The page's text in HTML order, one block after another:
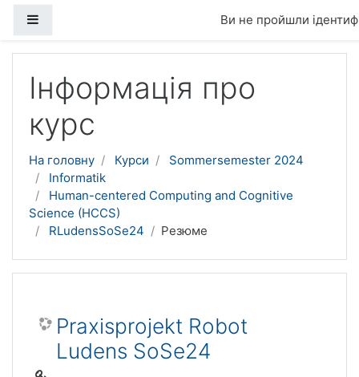
Ви не пройшли
Інформація про
курс
На головну Курси
Sommersemester 2024
Informatik
Human-centered Computing and Cognitive
Science (HCCS)
RLudensSoSe24
Резюме
Praxisprojekt Robot
Ludens SoSe24